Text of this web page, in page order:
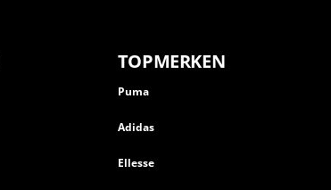
TOPMERKEN
Puma
Adidas
Ellesse